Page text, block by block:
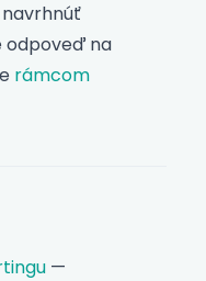
odpoveď na
rámcom
—